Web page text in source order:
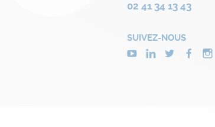
02 41 34 13 43
SUIVEZ-NOUS